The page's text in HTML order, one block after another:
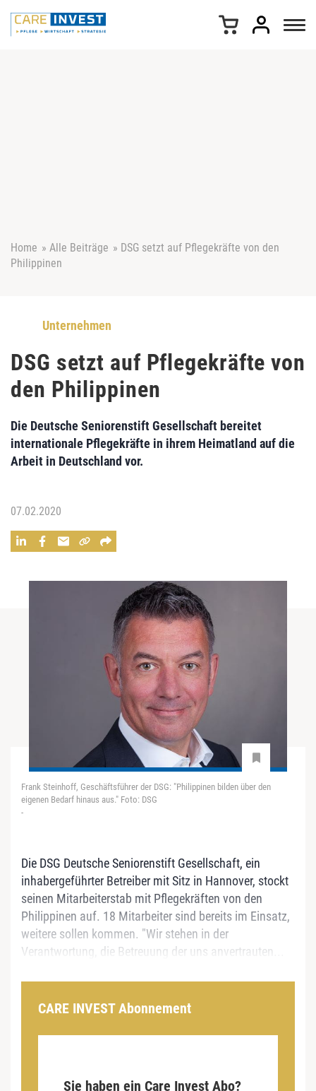
Home » Alle Beiträge » DSG setzt auf Pflegekräfte von den
Philippinen
Unternehmen
DSG setzt auf Pflegekräfte von
den Philippinen
Die Deutsche Seniorenstift Gesellschaft bereitet
internationale Pflegekräfte in ihrem Heimatland auf die
Arbeit in Deutschland vor.
07.02.2020
Frank Steinhoff, Geschäftsführer der DSG: "Philippinen bilden über den
eigenen Bedarf hinaus aus." Foto: DSG
-
Die DSG Deutsche Seniorenstift Gesellschaft, ein
inhabergeführter Betreiber mit Sitz in Hannover, stockt
seinen Mitarbeiterstab mit Pflegekräften von den
Philippinen auf. 18 Mitarbeiter sind bereits im Einsatz,
weitere sollen kommen. "Wir stehen in der
Verantwortung, die Betreuung der uns anvertrauten...
CARE INVEST Abonnement
Sie haben ein Care Invest Abo?